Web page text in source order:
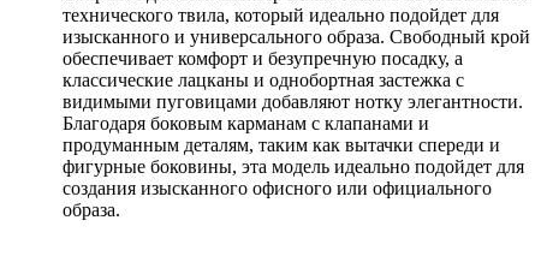
технического твила, который идеально подойдет для
изысканного и универсального образа. Свободный крой
обеспечивает комфорт и безупречную посадку, а
классические лацканы и однобортная застежка с
видимыми пуговицами добавляют нотку элегантности.
Благодаря боковым карманам с клапанами и
продуманным деталям, таким как вытачки спереди и
фигурные боковины, эта модель идеально подойдет для
создания изысканного офисного или официального
образа.